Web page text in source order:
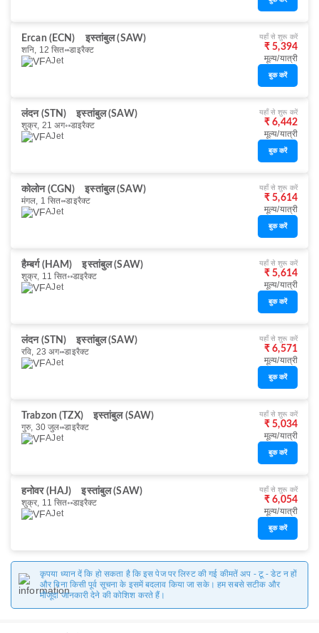
Ercan (ECN)
इस्तांबुल (SAW)
शनि, 12 सित॰ डाइरैक्ट
AJet
यहाँ से शुरू करें
₹ 5,394
मूल्य/यात्री
बुक करें
लंदन (STN)
इस्तांबुल (SAW)
शुक्र, 21 अग॰ डाइरैक्ट
AJet
यहाँ से शुरू करें
₹ 6,442
मूल्य/यात्री
बुक करें
कोलोन (CGN)
इस्तांबुल (SAW)
मंगल, 1 सित॰ डाइरैक्ट
AJet
यहाँ से शुरू करें
₹ 5,614
मूल्य/यात्री
बुक करें
हैम्बर्ग (HAM)
इस्तांबुल (SAW)
शुक्र, 11 सित॰ डाइरैक्ट
AJet
यहाँ से शुरू करें
₹ 5,614
मूल्य/यात्री
बुक करें
लंदन (STN)
इस्तांबुल (SAW)
रवि, 23 अग॰ डाइरैक्ट
AJet
यहाँ से शुरू करें
₹ 6,571
मूल्य/यात्री
बुक करें
Trabzon (TZX)
इस्तांबुल (SAW)
गुरु, 30 जुल॰ डाइरैक्ट
AJet
यहाँ से शुरू करें
₹ 5,034
मूल्य/यात्री
बुक करें
हनोवर (HAJ)
इस्तांबुल (SAW)
शुक्र, 11 सित॰ डाइरैक्ट
AJet
यहाँ से शुरू करें
₹ 6,054
मूल्य/यात्री
बुक करें
कृपया ध्यान दें कि हो सकता है कि इस पेज पर लिस्ट की गई कीमतें अप - टू - डेट न हों
और बिना किसी पूर्व सूचना के इसमें बदलाव किया जा सके। हम सबसे सटीक और
मौजूदा जानकारी देने की कोशिश करते हैं।